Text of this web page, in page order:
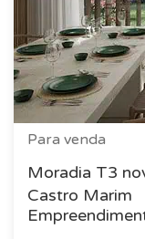
Para venda
Moradia T3
Castro Marim